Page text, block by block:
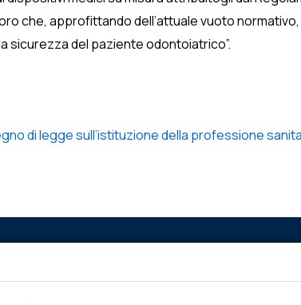
che, approfittando dell’attuale vuoto
sicurezza del paziente odontoiatrico”.
di legge sull’istituzione della professione
Menù